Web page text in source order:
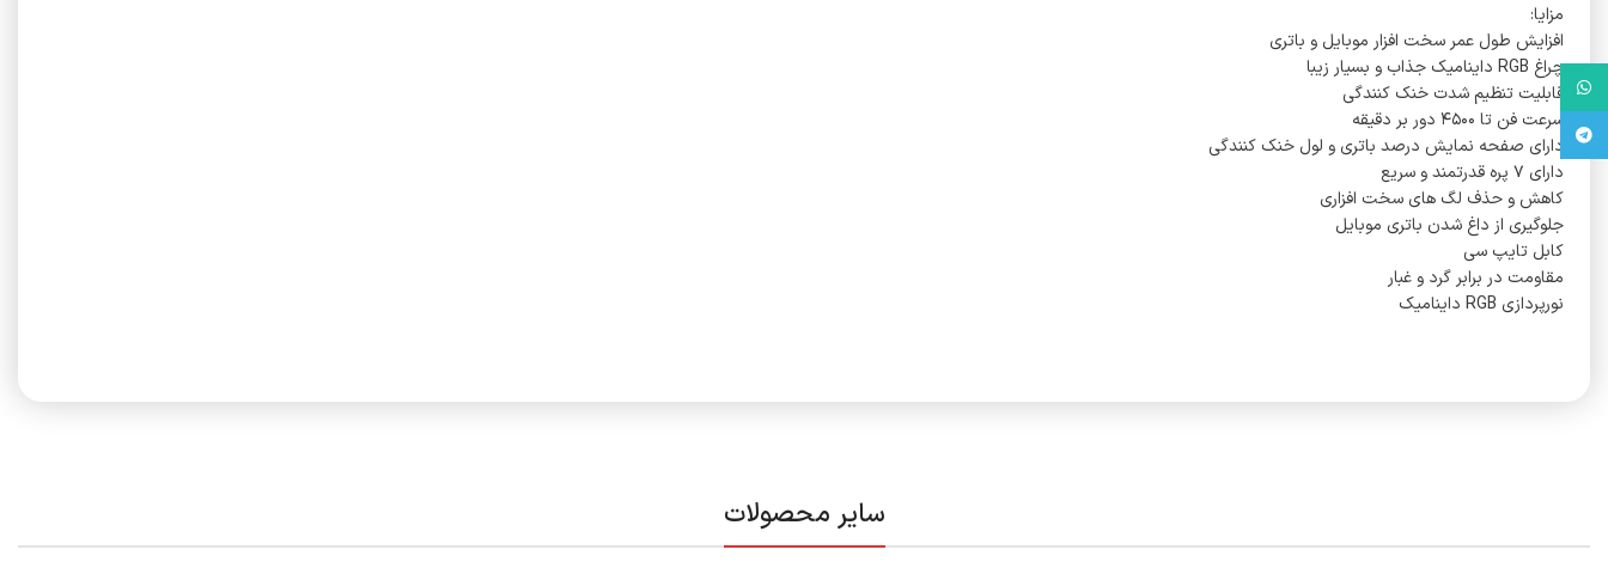
مزایا:
افزایش طول عمر سخت افزار موبایل و باتری
چراغ RGB داینامیک جذاب و بسیار زیبا
قابلیت تنظیم شدت خنک کنندگی
سرعت فن تا ۴۵۰۰ دور بر دقیقه
دارای صفحه نمایش درصد باتری و لول خنک کنندگی
دارای ۷ پره قدرتمند و سریع
کاهش و حذف لگ های سخت افزاری
جلوگیری از داغ شدن باتری موبایل
کابل تایپ سی
مقاومت در برابر گرد و غبار
نورپردازی RGB داینامیک
سایر محصولات
واتس آپ
تلگرام